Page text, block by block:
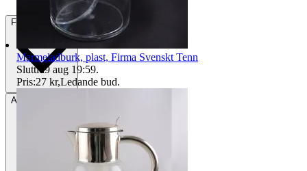
Frakt 84 kr DSV
Avhämtning
Marmeladburk, plast, Firma Svenskt Tenn
Sluttid9 aug 19:59.
Pris:27 kr,Ledande bud.